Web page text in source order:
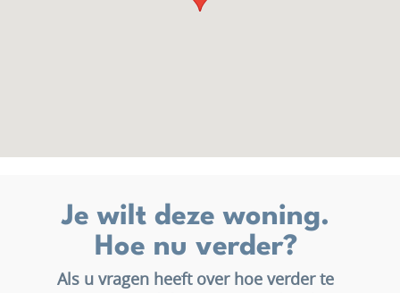
Je wilt deze woning.
Hoe nu verder?
Als u vragen heeft over hoe verder te